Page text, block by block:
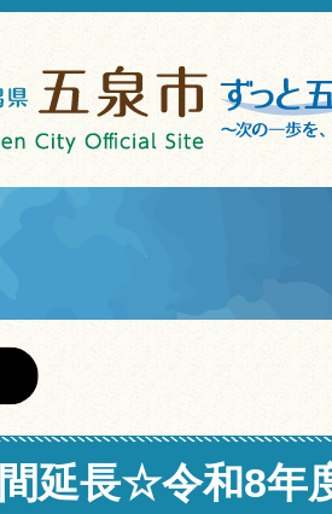
延長☆令和8年